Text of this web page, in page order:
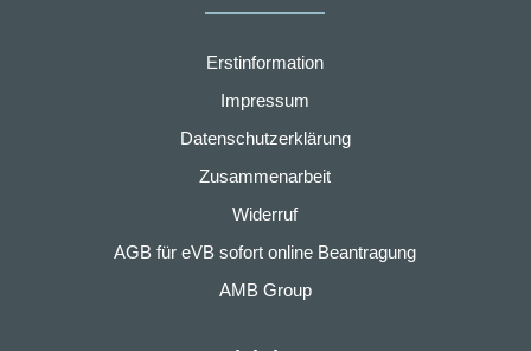
Erstinformation
Impressum
Datenschutzerklärung
Zusammenarbeit
Widerruf
AGB für eVB sofort online Beantragung
AMB Group